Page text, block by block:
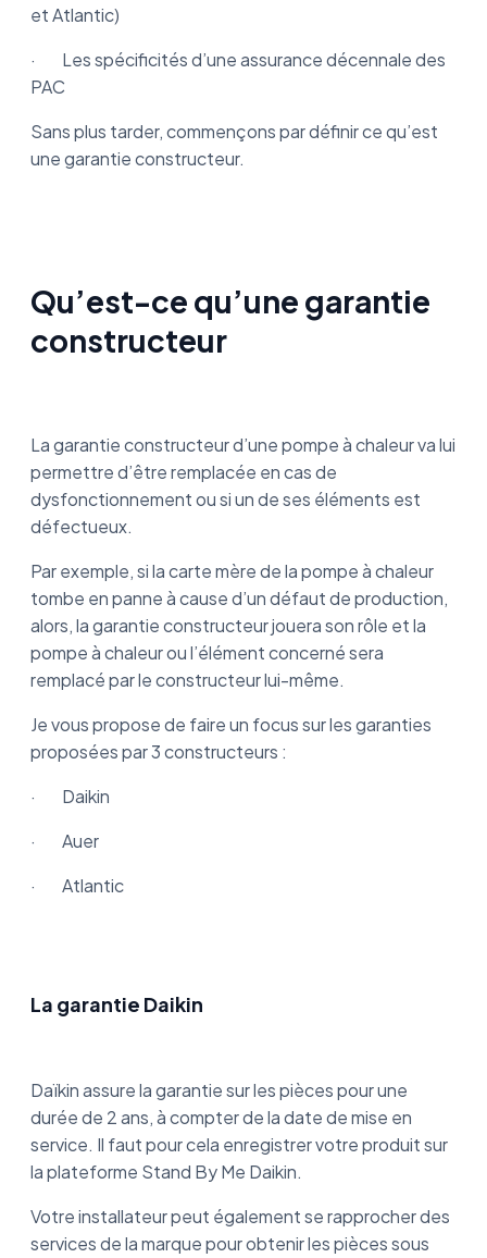
et Atlantic)
· Les spécificités d’une assurance décennale des
PAC
Sans plus tarder, commençons par définir ce qu’est
une garantie constructeur.
Qu’est-ce qu’une garantie
constructeur
La garantie constructeur d’une pompe à chaleur va lui
permettre d’être remplacée en cas de
dysfonctionnement ou si un de ses éléments est
défectueux.
Par exemple, si la carte mère de la pompe à chaleur
tombe en panne à cause d’un défaut de production,
alors, la garantie constructeur jouera son rôle et la
pompe à chaleur ou l’élément concerné sera
remplacé par le constructeur lui-même.
Je vous propose de faire un focus sur les garanties
proposées par 3 constructeurs :
· Daikin
· Auer
· Atlantic
La garantie Daikin
Daïkin assure la garantie sur les pièces pour une
durée de 2 ans, à compter de la date de mise en
service. Il faut pour cela enregistrer votre produit sur
la plateforme Stand By Me Daikin.
Votre installateur peut également se rapprocher des
services de la marque pour obtenir les pièces sous